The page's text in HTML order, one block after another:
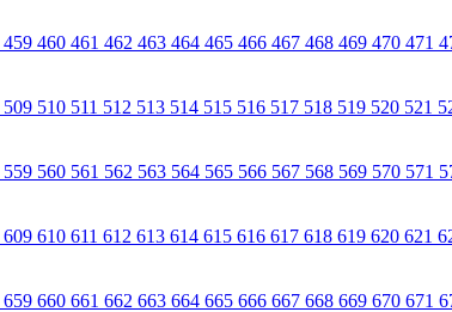
459 460 461 462 463 464 465 466 467 468 469 470 471
509 510 511 512 513 514 515 516 517 518 519 520 521
559 560 561 562 563 564 565 566 567 568 569 570 571
609 610 611 612 613 614 615 616 617 618 619 620 621
659 660 661 662 663 664 665 666 667 668 669 670 671